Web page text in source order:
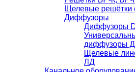
Щелевые решётки
Диффузоры
Диффузоры
диффузоры
Щелевые
ЛД